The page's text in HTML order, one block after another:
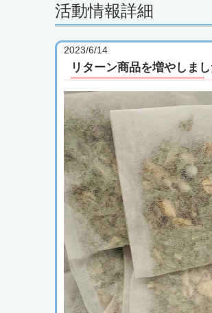
活動情報詳細
2023/6/14
リターン商品を増やしまし